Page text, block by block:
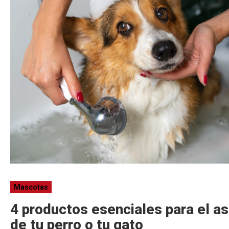
Mascotas
4 productos esenciales para el
de tu perro o tu gato